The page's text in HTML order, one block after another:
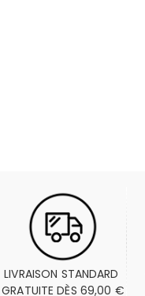
LIVRAISON STANDARD
GRATUITE DÈS 69,00 €